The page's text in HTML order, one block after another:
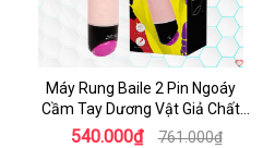
Máy Rung Baile 2 Pin Ngoáy
Cầm Tay Dương Vật Giả Chất
Lượng
540.000₫ 761.000₫